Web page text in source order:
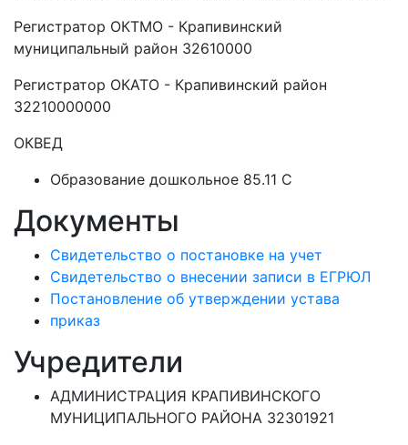
Регистратор ОКТМО - Крапивинский
муниципальный район 32610000
Регистратор ОКАТО - Крапивинский район
32210000000
ОКВЕД
Образование дошкольное 85.11 C
Документы
Свидетельство о постановке на учет
Свидетельство о внесении записи в ЕГРЮЛ
Постановление об утверждении устава
приказ
Учредители
АДМИНИСТРАЦИЯ КРАПИВИНСКОГО
МУНИЦИПАЛЬНОГО РАЙОНА 32301921